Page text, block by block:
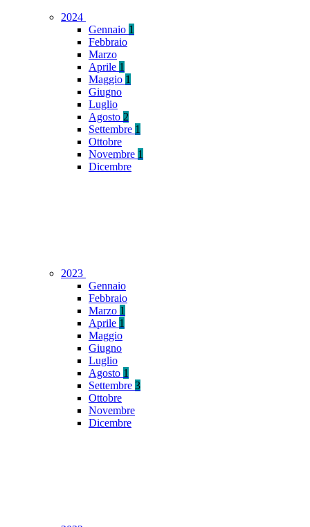
2024
Gennaio 1
Febbraio
Marzo
Aprile 1
Maggio 1
Giugno
Luglio
Agosto 2
Settembre 1
Ottobre
Novembre 1
Dicembre
2023
Gennaio
Febbraio
Marzo 1
Aprile 1
Maggio
Giugno
Luglio
Agosto 1
Settembre 3
Ottobre
Novembre
Dicembre